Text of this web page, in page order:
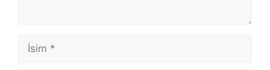
İsim